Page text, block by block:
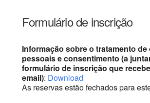
Formulário de inscrição
Informação sobre o tratamento de
pessoais e consentimento (a
formulário de inscrição que
email): Download
As reservas estão fechados para